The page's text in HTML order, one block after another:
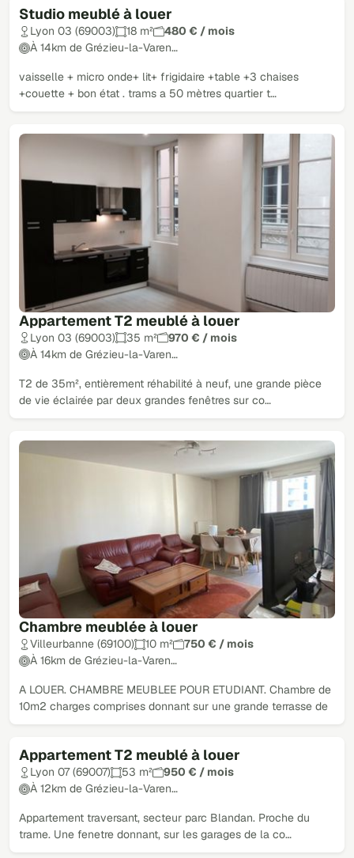
Studio meublé à louer
Lyon 03 (69003) 18 m²
480 € / mois
À 14km de Grézieu-la-Varen…
vaisselle + micro onde+ lit+ frigidaire +table +3 chaises
+couette + bon état . trams a 50 mètres quartier t…
Appartement T2 meublé à louer
Lyon 03 (69003) 35 m²
970 € / mois
À 14km de Grézieu-la-Varen…
T2 de 35m², entièrement réhabilité à neuf, une grande pièce
de vie éclairée par deux grandes fenêtres sur co…
Chambre meublée à louer
Villeurbanne (69100) 10 m²
750 € / mois
À 16km de Grézieu-la-Varen…
A LOUER. CHAMBRE MEUBLEE POUR ETUDIANT. Chambre de
10m2 charges comprises donnant sur une grande terrasse de
Appartement T2 meublé à louer
Lyon 07 (69007) 53 m²
950 € / mois
À 12km de Grézieu-la-Varen…
Appartement traversant, secteur parc Blandan. Proche du
trame. Une fenetre donnant, sur les garages de la co…